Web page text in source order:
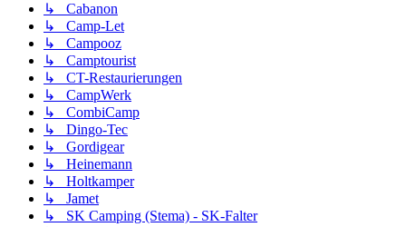
↳ Cabanon
↳ Camp-Let
↳ Campooz
↳ Camptourist
↳ CT-Restaurierungen
↳ CampWerk
↳ CombiCamp
↳ Dingo-Tec
↳ Gordigear
↳ Heinemann
↳ Holtkamper
↳ Jamet
↳ SK Camping (Stema) - SK-Falter